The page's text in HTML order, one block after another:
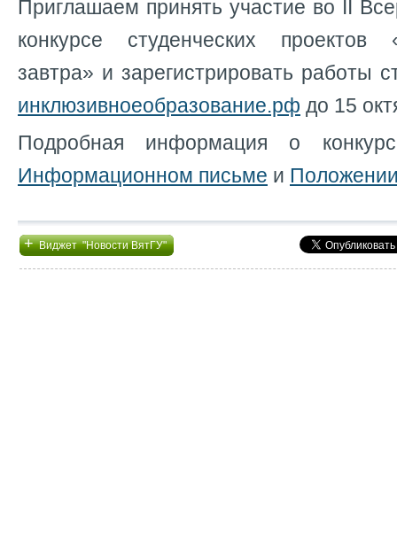
Приглашаем принять участие во II
конкурсе студенческих проектов
завтра» и зарегистрировать работы
инклюзивноеобразование.рф до 15
Подробная информация о
Информационном письме и
+Виджет "Новости ВятГУ"